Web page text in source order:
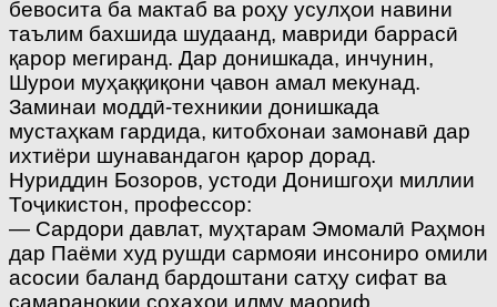
бевосита ба мактаб ва роҳу усулҳои навини
таълим бахшида шудаанд, мавриди баррасӣ
қарор мегиранд. Дар донишкада, инчунин,
Шурои муҳаққиқони ҷавон амал мекунад.
Заминаи моддӣ-техникии донишкада
мустаҳкам гардида, китобхонаи замонавӣ дар
ихтиёри шунавандагон қарор дорад.
Нуриддин Бозоров, устоди Донишгоҳи миллии
Тоҷикистон, профессор:
— Сардори давлат, муҳтарам Эмомалӣ Раҳмон
дар Паёми худ рушди сармояи инсониро омили
асосии баланд бардоштани сатҳу сифат ва
самаранокии соҳаҳои илму маориф